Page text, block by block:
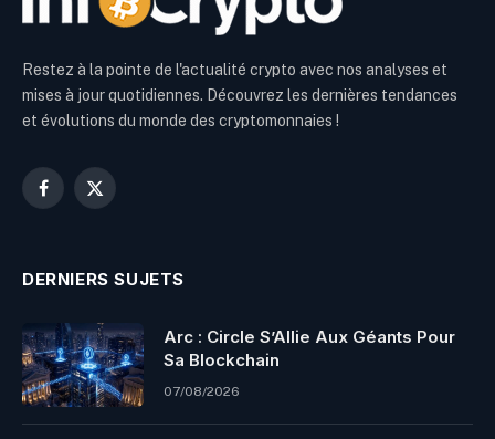
Restez à la pointe de l'actualité crypto avec nos analyses et
mises à jour quotidiennes. Découvrez les dernières tendances
et évolutions du monde des cryptomonnaies !
Facebook
X
DERNIERS SUJETS
Arc : Circle S’Allie Aux Géants Pour
Sa Blockchain
07/08/2026